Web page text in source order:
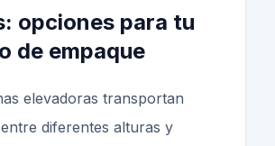
: opciones para tu
de empaque
elevadoras transportan
diferentes alturas y